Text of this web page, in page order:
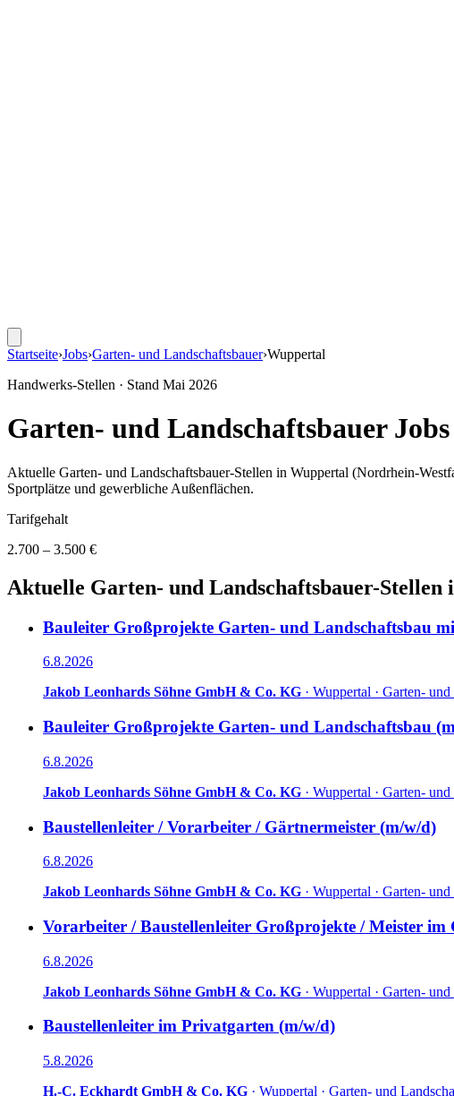
Startseite›Jobs›Garten- und Landschaftsbauer›Wuppertal
Handwerks-Stellen · Stand Mai 2026
Garten- und Landschaftsbauer
Aktuelle Garten- und Landschaftsbauer-Stellen in Wuppertal (Nordrhein-
Sportplätze und gewerbliche Außenflächen.
Tarifgehalt
2.700 – 3.500 €
Aktuelle Garten- und Landschaftsbauer-Stellen
Bauleiter Großprojekte Garten- und Landschaftsbau
6.8.2026
Jakob Leonhards Söhne GmbH & Co. KG · Wuppertal · Garten-
Bauleiter Großprojekte Garten- und Landschaftsbau
6.8.2026
Jakob Leonhards Söhne GmbH & Co. KG · Wuppertal · Garten- und
Baustellenleiter / Vorarbeiter / Gärtnermeister (m/w/d)
6.8.2026
Jakob Leonhards Söhne GmbH & Co. KG · Wuppertal · Garten- und
Vorarbeiter / Baustellenleiter Großprojekte / Meister
6.8.2026
Jakob Leonhards Söhne GmbH & Co. KG · Wuppertal · Garten- und
Baustellenleiter im Privatgarten (m/w/d)
5.8.2026
H.-C. Eckhardt GmbH & Co. KG · Wuppertal · Garten- und